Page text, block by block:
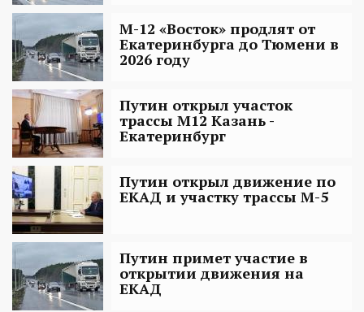
М-12 «Восток» продлят от
Екатеринбурга до Тюмени в
2026 году
Путин открыл участок
трассы М12 Казань -
Екатеринбург
Путин открыл движение по
ЕКАД и участку трассы М-5
Путин примет участие в
открытии движения на
ЕКАД